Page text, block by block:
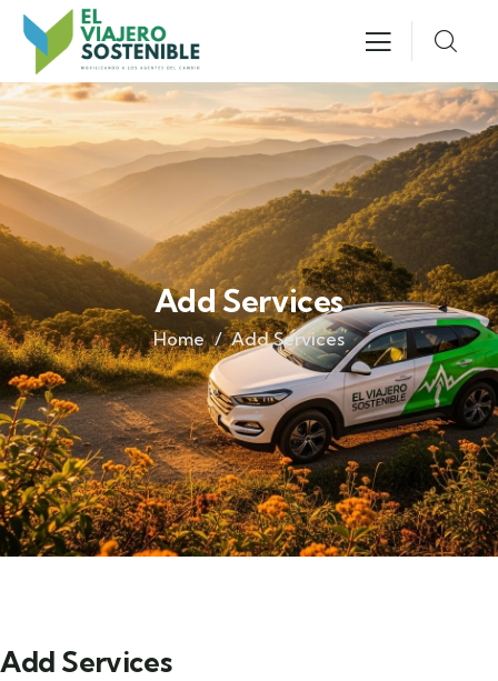
Add Services
Home Add Services
Add Services